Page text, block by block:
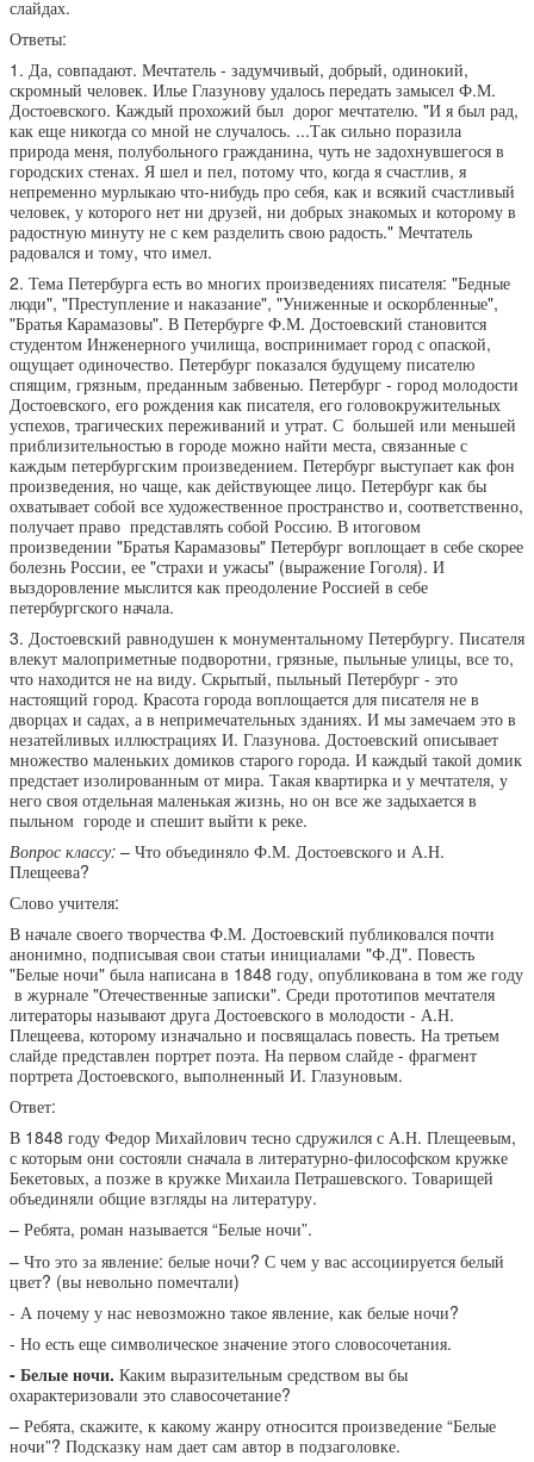
слайдах.
Ответы:
1. Да, совпадают. Мечтатель - задумчивый, добрый, одинокий,
скромный человек. Илье Глазунову удалось передать замысел Ф.М.
Достоевского. Каждый прохожий был дорог мечтателю. "И я был рад,
как еще никогда со мной не случалось. ...Так сильно поразила
природа меня, полубольного гражданина, чуть не задохнувшегося в
городских стенах. Я шел и пел, потому что, когда я счастлив, я
непременно мурлыкаю что-нибудь про себя, как и всякий счастливый
человек, у которого нет ни друзей, ни добрых знакомых и которому в
радостную минуту не с кем разделить свою радость." Мечтатель
радовался и тому, что имел.
2. Тема Петербурга есть во многих произведениях писателя: "Бедные
люди", "Преступление и наказание", "Униженные и оскорбленные",
"Братья Карамазовы". В Петербурге Ф.М. Достоевский становится
студентом Инженерного училища, воспринимает город с опаской,
ощущает одиночество. Петербург показался будущему писателю
спящим, грязным, преданным забвенью. Петербург - город молодости
Достоевского, его рождения как писателя, его головокружительных
успехов, трагических переживаний и утрат. С большей или меньшей
приблизительностью в городе можно найти места, связанные с
каждым петербургским произведением. Петербург выступает как фон
произведения, но чаще, как действующее лицо. Петербург как бы
охватывает собой все художественное пространство и, соответственно,
получает право представлять собой Россию. В итоговом
произведении "Братья Карамазовы" Петербург воплощает в себе скорее
болезнь России, ее "страхи и ужасы" (выражение Гоголя). И
выздоровление мыслится как преодоление Россией в себе
петербургского начала.
3. Достоевский равнодушен к монументальному Петербургу. Писателя
влекут малоприметные подворотни, грязные, пыльные улицы, все то,
что находится не на виду. Скрытый, пыльный Петербург - это
настоящий город. Красота города воплощается для писателя не в
дворцах и садах, а в непримечательных зданиях. И мы замечаем это в
незатейливых иллюстрациях И. Глазунова. Достоевский описывает
множество маленьких домиков старого города. И каждый такой домик
предстает изолированным от мира. Такая квартирка и у мечтателя, у
него своя отдельная маленькая жизнь, но он все же задыхается в
пыльном городе и спешит выйти к реке.
Вопрос классу: – Что объединяло Ф.М. Достоевского и А.Н.
Плещеева?
Слово учителя:
В начале своего творчества Ф.М. Достоевский публиковался почти
анонимно, подписывая свои статьи инициалами "Ф.Д". Повесть
"Белые ночи" была написана в 1848 году, опубликована в том же году
в журнале "Отечественные записки". Среди прототипов мечтателя
литераторы называют друга Достоевского в молодости - А.Н.
Плещеева, которому изначально и посвящалась повесть. На третьем
слайде представлен портрет поэта. На первом слайде - фрагмент
портрета Достоевского, выполненный И. Глазуновым.
Ответ:
В 1848 году Федор Михайлович тесно сдружился с А.Н. Плещеевым,
с которым они состояли сначала в литературно-философском кружке
Бекетовых, а позже в кружке Михаила Петрашевского. Товарищей
объединяли общие взгляды на литературу.
– Ребята, роман называется “Белые ночи”.
– Что это за явление: белые ночи? С чем у вас ассоциируется белый
цвет? (вы невольно помечтали)
- А почему у нас невозможно такое явление, как белые ночи?
- Но есть еще символическое значение этого словосочетания.
- Белые ночи. Каким выразительным средством вы бы
охарактеризовали это славосочетание?
– Ребята, скажите, к какому жанру относится произведение “Белые
ночи”? Подсказку нам дает сам автор в подзаголовке.